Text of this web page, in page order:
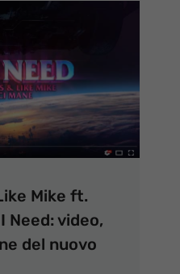
Mike ft.
Need: video,
del nuovo